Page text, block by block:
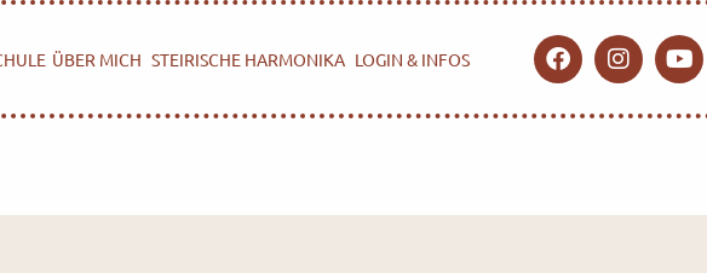
ÜBER MICH STEIRISCHE HARMONIKA LOGIN & INFOS